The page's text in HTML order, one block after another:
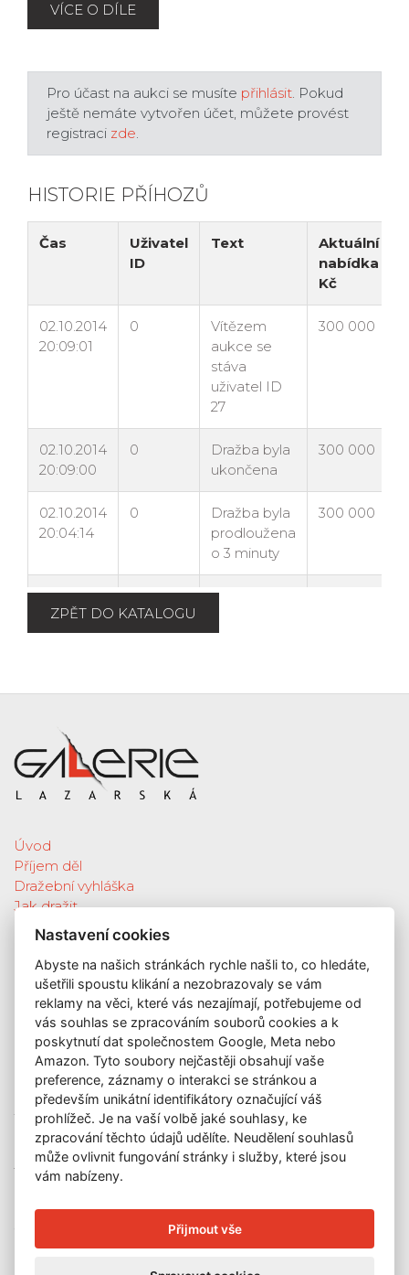
VÍCE O DÍLE
Pro účast na aukci se musíte přihlásit. Pokud
ještě nemáte vytvořen účet, můžete provést
registraci zde.
HISTORIE PŘÍHOZŮ
ZPĚT DO KATALOGU
Úvod
Příjem děl
Dražební vyhláška
Jak dražit
Galerie
Katalog vydražených děl
O nás
GDPR
Kontakt
KONTAKT
GALERIE LAZARSKÁ
Lazarská 7
110 00 Praha 1
E-mail:
info@galerielazarska.cz
Telefon:
+420 222 523 739
OTEVÍRACÍ DOBA
Nastavení cookies
Abyste na našich stránkách rychle našli to, co hledáte,
ušetřili spoustu klikání a nezobrazovaly se vám
reklamy na věci, které vás nezajímají, potřebujeme od
vás souhlas se zpracováním souborů cookies a k
poskytnutí dat společnostem Google, Meta nebo
Amazon. Tyto soubory nejčastěji obsahují vaše
preference, záznamy o interakci se stránkou a
především unikátní identifikátory označující váš
prohlížeč. Je na vaší volbě jaké souhlasy, ke
zpracování těchto údajů udělíte. Neudělení souhlasů
může ovlivnit fungování stránky i služby, které jsou
vám nabízeny.
Přijmout vše